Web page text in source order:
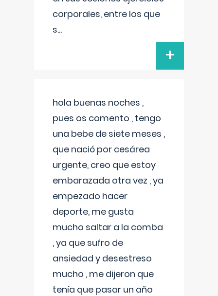
corporales, entre los que
s...
+
hola buenas noches ,
pues os comento , tengo
una bebe de siete meses ,
que nació por cesárea
urgente, creo que estoy
embarazada otra vez , ya
empezado hacer
deporte, me gusta
mucho saltar a la comba
, ya que sufro de
ansiedad y desestreso
mucho , me dijeron que
tenía que pasar un año